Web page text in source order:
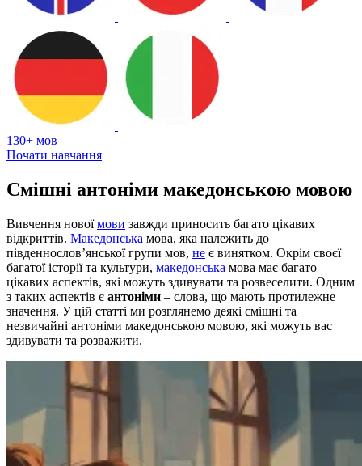
130+ мов
Почати навчання
Смішні антоніми македонською мовою
Вивчення новоїмови завжди приносить багато цікавих
відкриттів. Македонська мова, яка належить до
південнослов’янської групи мов, не є винятком. Окрім своєї
багатої історії та культури, македонська мова має багато
цікавих аспектів, які можуть здивувати та розвеселити. Одним
з таких аспектів є антоніми – слова, що мають протилежне
значення. У цій статті ми розглянемо деякі смішні та
незвичайні антоніми македонською мовою, які можуть вас
здивувати та розважити.